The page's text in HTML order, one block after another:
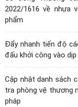
2022/1616 về nhựa
phẩm
Đẩy nhanh tiến độ
đấu khởi công vào
Cập nhật danh sách
tra phòng vệ thương
pháp